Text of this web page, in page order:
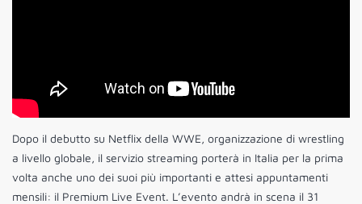
Dopo il debutto su Netflix della WWE, organizzazione di wrestling
a livello globale, il servizio streaming porterà in Italia per la prima
volta anche uno dei suoi più importanti e attesi appuntamenti
mensili: il Premium Live Event. L’evento andrà in scena il 31